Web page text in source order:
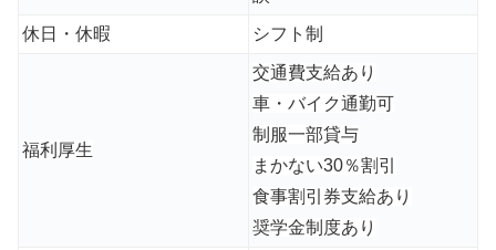
休日・休暇 シフト制
福利厚生
交通費支給あり
車・バイク通勤可
制服一部貸与
まかない30％割引
食事割引券支給あり
奨学金制度あり